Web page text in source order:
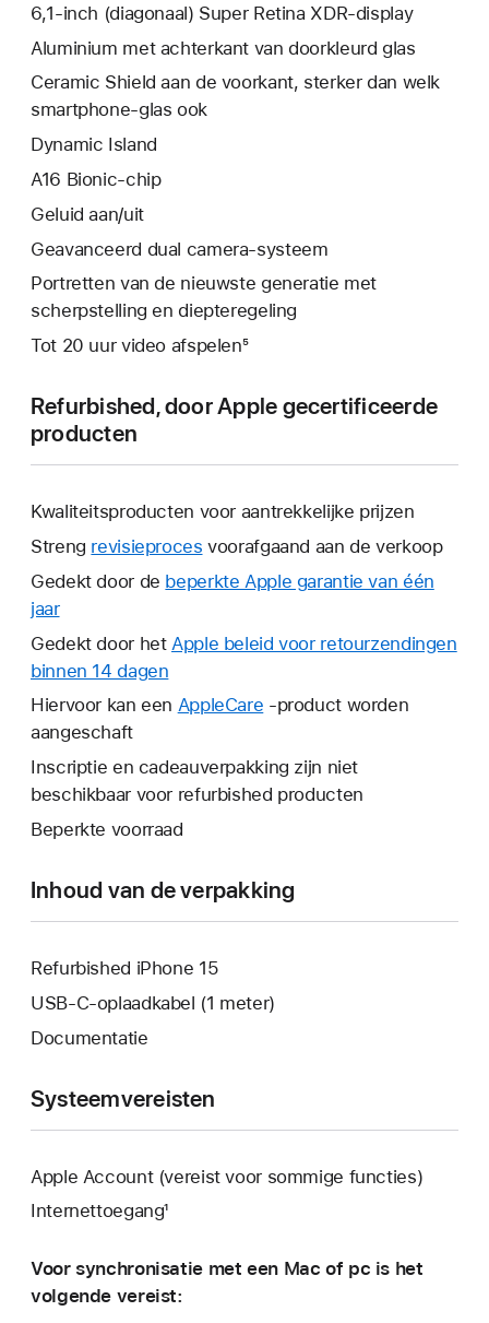
6,1‑inch (diagonaal) Super Retina XDR-display
Aluminium met achterkant van doorkleurd glas
Ceramic Shield aan de voorkant, sterker dan welk
smartphone-glas ook
Dynamic Island
A16 Bionic-chip
Geluid aan/uit
Geavanceerd dual camera-systeem
Portretten van de nieuwste generatie met
scherpstelling en diepteregeling
Tot 20 uur video afspelen⁵
Refurbished, door Apple gecertificeerde
producten
Kwaliteitsproducten voor aantrekkelijke prijzen
Streng revisieproces voorafgaand aan de verkoop
Gedekt door de beperkte Apple garantie van één
jaarHierdoor
wordt
er
nieuw
venster
geopend.
Gedekt door het Apple beleid voor retourzendingen
binnen 14 dagen
wordt
nieuw
venster
geopend.
Hiervoor kan een AppleCare Hierdoor
er
een
-product worden
aangeschaft
Inscriptie en cadeauverpakking zijn niet
beschikbaar voor refurbished producten
Beperkte voorraad
Inhoud van de verpakking
Refurbished iPhone 15
USB‑C-oplaadkabel (1 meter)
Documentatie
Systeemvereisten
Apple Account (vereist voor sommige functies)
Internettoegang¹
Voor synchronisatie met een Mac of pc is het
volgende vereist: